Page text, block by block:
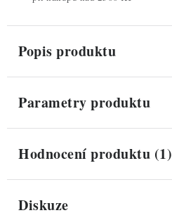
Popis produktu
Parametry produktu
Hodnocení produktu (1)
Diskuze